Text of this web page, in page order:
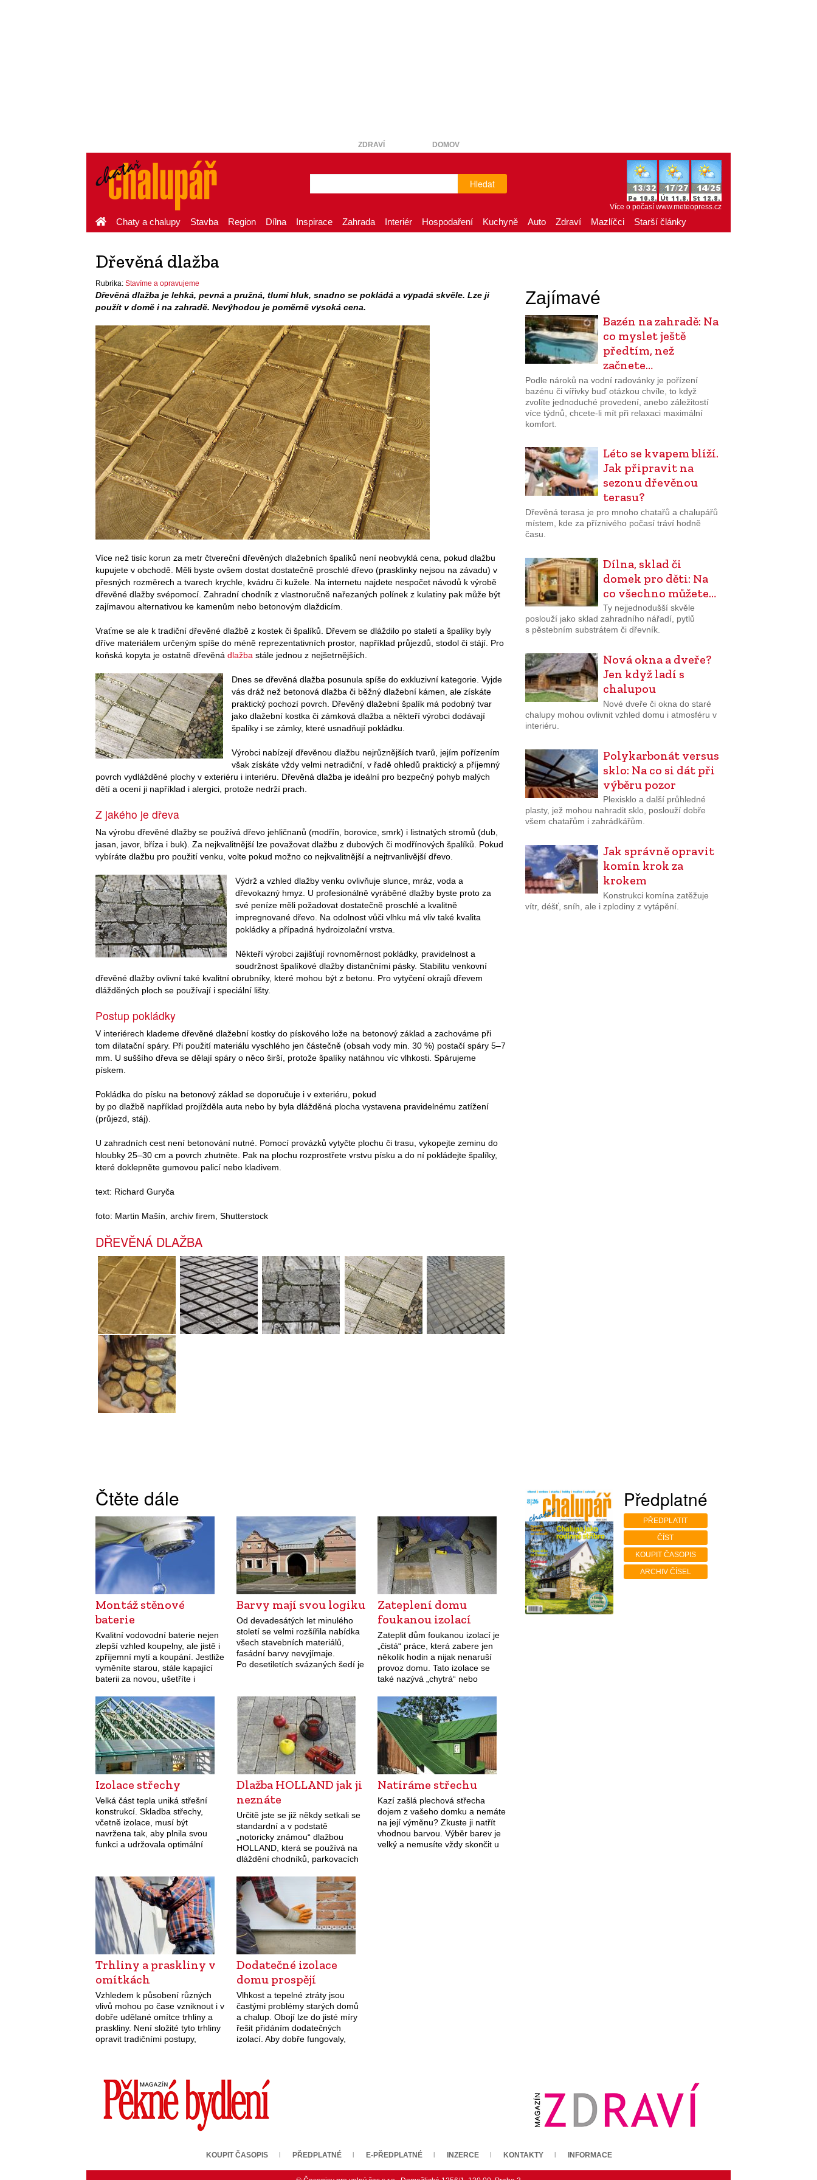
ZDRAVÍ DOMOV
Hledat
Více o počasí www.meteopress.cz
Chaty a chalupy Stavba Region Dílna Inspirace Zahrada Interiér Hospodaření Kuchyně Auto Zdraví Mazlíčci Starší články
Dřevěná dlažba
Rubrika: Stavíme a opravujeme
Dřevěná dlažba je lehká, pevná a pružná, tlumí hluk, snadno se pokládá a vypadá skvěle. Lze ji
použít v domě i na zahradě. Nevýhodou je poměrně vysoká cena.
Více než tisíc korun za metr čtvereční dřevěných dlažebních špalíků není neobvyklá cena, pokud dlažbu
kupujete v obchodě. Měli byste ovšem dostat dostatečně proschlé dřevo (prasklinky nejsou na závadu) v
přesných rozměrech a tvarech krychle, kvádru či kužele. Na internetu najdete nespočet návodů k výrobě
dřevěné dlažby svépomocí. Zahradní chodník z vlastnoručně nařezaných polínek z kulatiny pak může být
zajímavou alternativou ke kamenům nebo betonovým dlaždicím.
Vraťme se ale k tradiční dřevěné dlažbě z kostek či špalíků. Dřevem se dláždilo po staletí a špalíky byly
dříve materiálem určeným spíše do méně reprezentativních prostor, například průjezdů, stodol či stájí. Pro
koňská kopyta je ostatně dřevěná dlažba stále jednou z nejšetrnějších.
Dnes se dřevěná dlažba posunula spíše do exkluzivní kategorie. Vyjde
vás dráž než betonová dlažba či běžný dlažební kámen, ale získáte
praktický pochozí povrch. Dřevěný dlažební špalík má podobný tvar
jako dlažební kostka či zámková dlažba a někteří výrobci dodávají
špalíky i se zámky, které usnadňují pokládku.
Výrobci nabízejí dřevěnou dlažbu nejrůznějších tvarů, jejím pořízením
však získáte vždy velmi netradiční, v řadě ohledů praktický a příjemný
povrch vydlážděné plochy v exteriéru i interiéru. Dřevěná dlažba je ideální pro bezpečný pohyb malých
dětí a ocení ji například i alergici, protože nedrží prach.
Z jakého je dřeva
Na výrobu dřevěné dlažby se používá dřevo jehličnanů (modřín, borovice, smrk) i listnatých stromů (dub,
jasan, javor, bříza i buk). Za nejkvalitnější lze považovat dlažbu z dubových či modřínových špalíků. Pokud
vybíráte dlažbu pro použití venku, volte pokud možno co nejkvalitnější a nejtrvanlivější dřevo.
Výdrž a vzhled dlažby venku ovlivňuje slunce, mráz, voda a
dřevokazný hmyz. U profesionálně vyráběné dlažby byste proto za
své peníze měli požadovat dostatečně proschlé a kvalitně
impregnované dřevo. Na odolnost vůči vlhku má vliv také kvalita
pokládky a případná hydroizolační vrstva.
Někteří výrobci zajišťují rovnoměrnost pokládky, pravidelnost a
soudržnost špalíkové dlažby distančními pásky. Stabilitu venkovní
dřevěné dlažby ovlivní také kvalitní obrubníky, které mohou být z betonu. Pro vytyčení okrajů dřevem
dlážděných ploch se používají i speciální lišty.
Postup pokládky
V interiérech klademe dřevěné dlažební kostky do pískového lože na betonový základ a zachováme při
tom dilatační spáry. Při použití materiálu vyschlého jen částečně (obsah vody min. 30 %) postačí spáry 5–7
mm. U suššího dřeva se dělají spáry o něco širší, protože špalíky natáhnou víc vlhkosti. Spárujeme
pískem.
Pokládka do písku na betonový základ se doporučuje i v exteriéru, pokud
by po dlažbě například projížděla auta nebo by byla dlážděná plocha vystavena pravidelnému zatížení
(průjezd, stáj).
U zahradních cest není betonování nutné. Pomocí provázků vytyčte plochu či trasu, vykopejte zeminu do
hloubky 25–30 cm a povrch zhutněte. Pak na plochu rozprostřete vrstvu písku a do ní pokládejte špalíky,
které doklepněte gumovou palicí nebo kladivem.
text: Richard Guryča
foto: Martin Mašín, archiv firem, Shutterstock
DŘEVĚNÁ DLAŽBA
Zajímavé
Bazén na zahradě: Na
co myslet ještě
předtím, než
začnete…
Podle nároků na vodní radovánky je pořízení
bazénu či vířivky buď otázkou chvíle, to když
zvolíte jednoduché provedení, anebo záležitostí
více týdnů, chcete-li mít při relaxaci maximální
komfort.
Léto se kvapem blíží.
Jak připravit na
sezonu dřevěnou
terasu?
Dřevěná terasa je pro mnoho chatařů a chalupářů
místem, kde za příznivého počasí tráví hodně
času.
Dílna, sklad či
domek pro děti: Na
co všechno můžete…
Ty nejjednodušší skvěle
poslouží jako sklad zahradního nářadí, pytlů
s pěstebním substrátem či dřevník.
Nová okna a dveře?
Jen když ladí s
chalupou
Nové dveře či okna do staré
chalupy mohou ovlivnit vzhled domu i atmosféru v
interiéru.
Polykarbonát versus
sklo: Na co si dát při
výběru pozor
Plexisklo a další průhledné
plasty, jež mohou nahradit sklo, poslouží dobře
všem chatařům i zahrádkářům.
Jak správně opravit
komín krok za
krokem
Konstrukci komína zatěžuje
vítr, déšť, sníh, ale i zplodiny z vytápění.
Čtěte dále
Montáž stěnové
baterie
Kvalitní vodovodní baterie nejen
zlepší vzhled koupelny, ale jistě i
zpříjemní mytí a koupání. Jestliže
vyměníte starou, stále kapající
baterii za novou, ušetříte i
jsou zcela běžné baterie pákové.
…
Barvy mají svou logiku
Od devadesátých let minulého
století se velmi rozšířila nabídka
všech stavebních materiálů,
fasádní barvy nevyjímaje.
Po desetiletích svázaných šedí je
Nevyčpělá tradice Základní škála
barev vhodných pro venkov…
Zateplení domu
foukanou izolací
Zateplit dům foukanou izolací je
„čistá“ práce, která zabere jen
několik hodin a nijak nenaruší
provoz domu. Tato izolace se
také nazývá „chytrá“ nebo
vyrábějí na bázi celulózy,
minerální vlny, skelných…
Izolace střechy
Velká část tepla uniká střešní
konstrukcí. Skladba střechy,
včetně izolace, musí být
navržena tak, aby plnila svou
funkci a udržovala optimální
uniká přibližně 20 % tepla. Při…
Dlažba HOLLAND jak ji
neznáte
Určitě jste se již někdy setkali se
standardní a v podstatě
„notoricky známou“ dlažbou
HOLLAND, která se používá na
dláždění chodníků, parkovacích
domů a dalších zpevněných
ploch. Společnost PRESBETON
objevila skrytý…
Natíráme střechu
Kazí zašlá plechová střecha
dojem z vašeho domku a nemáte
na její výměnu? Zkuste ji natřít
vhodnou barvou. Výběr barev je
velký a nemusíte vždy skončit u
Trhliny a praskliny v
omítkách
Vzhledem k působení různých
vlivů mohou po čase vzniknout i v
dobře udělané omítce trhliny a
praskliny. Není složité tyto trhliny
opravit tradičními postupy,
Dodatečné izolace
domu prospějí
Vlhkost a tepelné ztráty jsou
častými problémy starých domů
a chalup. Obojí lze do jisté míry
řešit přidáním dodatečných
izolací. Aby dobře fungovaly,
Předplatné
PŘEDPLATIT
ČÍST
KOUPIT ČASOPIS
ARCHIV ČÍSEL
KOUPIT ČASOPIS PŘEDPLATNÉ E-PŘEDPLATNÉ INZERCE KONTAKTY INFORMACE